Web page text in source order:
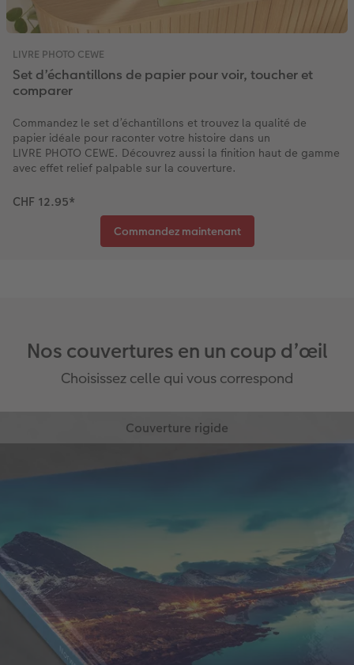
LIVRE PHOTO CEWE
Set d’échantillons de papier pour voir, toucher et
comparer
Commandez le set d’échantillons et trouvez la qualité de
papier idéale pour raconter votre histoire dans un
LIVRE PHOTO CEWE. Découvrez aussi la finition haut de gamme
avec effet relief palpable sur la couverture.
CHF 12.95*
Commandez maintenant
Nos couvertures en un coup d’œil
Choisissez celle qui vous correspond
La plus plébiscitée par nos clients.
Ultra haute résistance
Le recto, le verso et la tranche sont
entièrement personnalisables
Effets reliefs disponibles sur le titre de la
couverture (vernis, argent, or ou rose
doré au choix)
Disponible pour les formats : A5, Carré,